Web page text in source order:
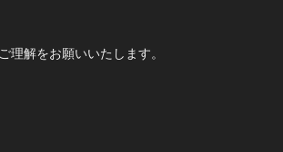
理解をお願いいたします。